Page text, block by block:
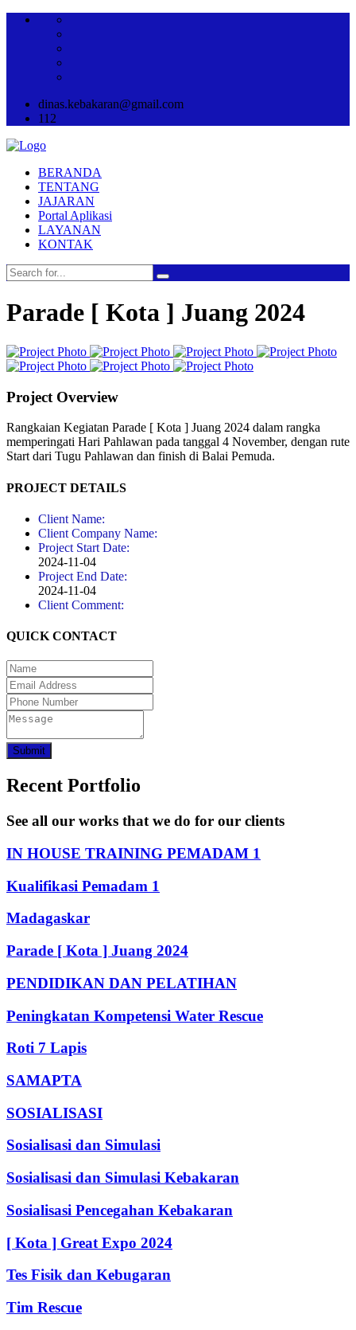
dinas.kebakaran@gmail.com
112
BERANDA
TENTANG
JAJARAN
Portal Aplikasi
LAYANAN
KONTAK
Parade [ Kota ] Juang 2024
Project Overview
Rangkaian Kegiatan Parade [ Kota ] Juang 2024 dalam rangka
memperingati Hari Pahlawan pada tanggal 4 November, dengan rute
Start dari Tugu Pahlawan dan finish di Balai Pemuda.
PROJECT DETAILS
Client Name:
Client Company Name:
Project Start Date:
2024-11-04
Project End Date:
2024-11-04
Client Comment:
QUICK CONTACT
Submit
Recent Portfolio
See all our works that we do for our clients
IN HOUSE TRAINING PEMADAM 1
Kualifikasi Pemadam 1
Madagaskar
Parade [ Kota ] Juang 2024
PENDIDIKAN DAN PELATIHAN
Peningkatan Kompetensi Water Rescue
Roti 7 Lapis
SAMAPTA
SOSIALISASI
Sosialisasi dan Simulasi
Sosialisasi dan Simulasi Kebakaran
Sosialisasi Pencegahan Kebakaran
[ Kota ] Great Expo 2024
Tes Fisik dan Kebugaran
Tim Rescue